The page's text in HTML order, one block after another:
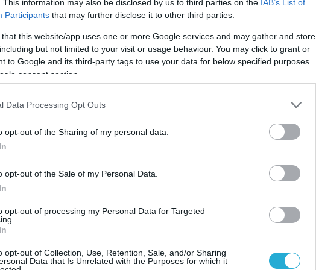
This information may also be disclosed by us to third parties on the IAB’s List of
Participants that may further disclose it to other third parties.
that this website/app uses one or more Google services and may gather and store
but not limited to your visit or usage behaviour. You may click to grant or
to Google and its third-party tags to use your data for below specified purposes
consent section.
Data Processing Opt Outs
opt-out of the Sharing of my personal data.
opt-out of the Sale of my Personal Data.
opt-out of processing my Personal Data for Targeted
opt-out of Collection, Use, Retention, Sale, and/or Sharing
Data that Is Unrelated with the Purposes for which it
around 48 launchers and nearly 200…
pic.twitter.com/QlJph8JNO8
Index (@Defence_Index) May 8, 2026
ότι πραγματοποιήθηκε στο πλαίσιο μιας
εκπαιδευτικής άσκησης που αποσκοπούσε
πυραυλικών συστημάτων στο
δόγμα.